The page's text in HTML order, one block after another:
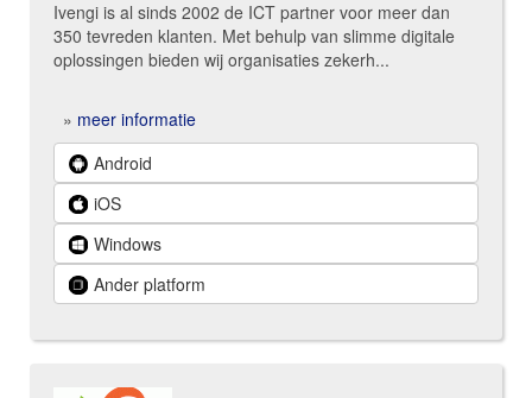
Ivengi is al sinds 2002 de ICT partner voor meer dan
350 tevreden klanten. Met behulp van slimme digitale
oplossingen bieden wij organisaties zekerh...
» meer informatie
Android
iOS
Windows
Ander platform